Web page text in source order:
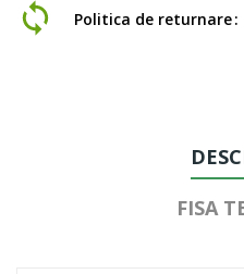
Politica de returnare
FISA